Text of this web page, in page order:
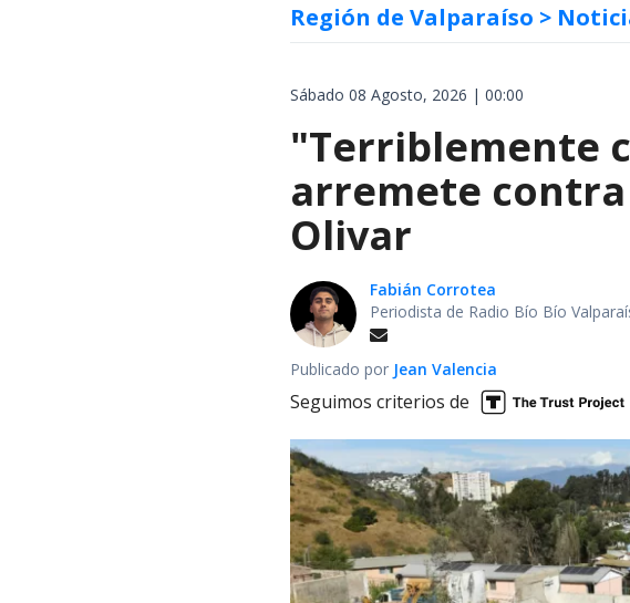
Región de Valparaíso >
Sábado 08 Agosto, 2026 | 00:00
"Terriblemente
arremete
Olivar
Fabián Corrotea
Periodista de Radio Bío Bío
Publicado por Jean Valencia
Seguimos criterios de